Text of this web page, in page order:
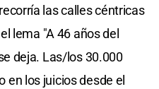
las calles céntricas
lema "A 46 años del
deja. Las/los 30.000
en los juicios desde el